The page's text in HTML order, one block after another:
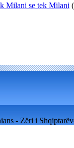
Milani se tek Milani
- Zëri i